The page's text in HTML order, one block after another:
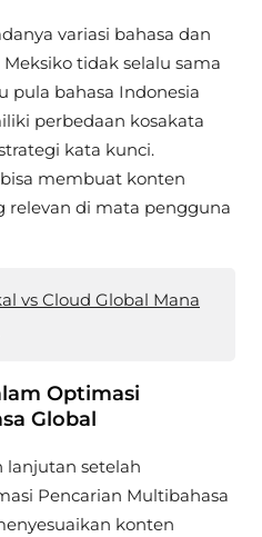
variasi bahasa dan
tidak selalu sama
pula bahasa Indonesia
perbedaan kosakata
kata kunci.
membuat konten
relevan di mata pengguna
vs Cloud Global Mana
Optimasi
Global
lanjutan setelah
Pencarian Multibahasa
konten